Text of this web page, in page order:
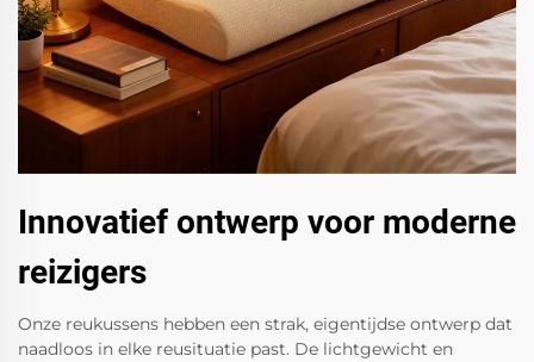
Innovatief ontwerp voor moderne
reizigers
Onze reukussens hebben een strak, eigentijdse ontwerp dat
naadloos in elke reusituatie past. De lichtgewicht en